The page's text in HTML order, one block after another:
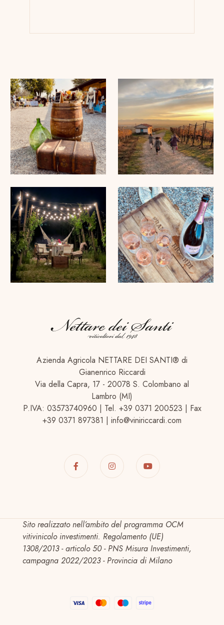
Azienda Agricola NETTARE DEI SANTI® di
Gianenrico Riccardi
Via della Capra, 17 - 20078 S. Colombano al
Lambro (MI)
P.IVA: 03573740960 | Tel. +39 0371 200523 | Fax
+39 0371 897381 | info@viniriccardi.com
Sito realizzato nell’ambito del programma OCM
vitivinicolo investimenti. Regolamento (UE)
1308/2013 - articolo 50 - PNS Misura Investimenti,
campagna 2022/2023 - Provincia di Milano